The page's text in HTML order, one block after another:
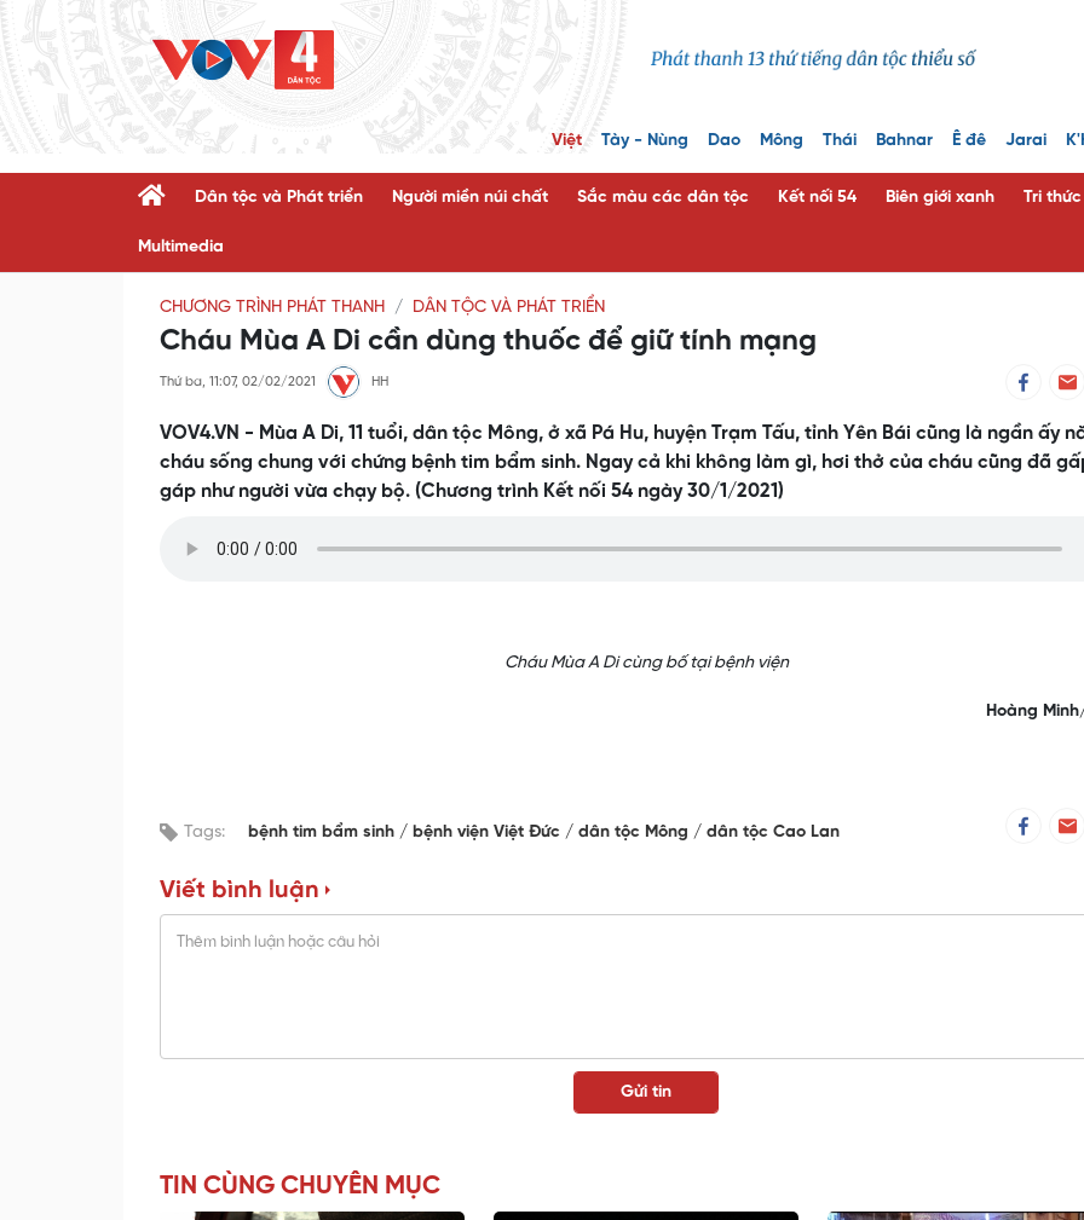
Việt Tày - Nùng Dao Mông Thái Bahnar Ê đê Jarai
Dân tộc và Phát triển Người miền núi chất Sắc màu các dân tộc Kết nối 54 Biên giới xanh Tri
Multimedia
CHƯƠNG TRÌNH PHÁT THANH DÂN TỘC VÀ PHÁT TRIỂN
Cháu Mùa A Di cần dùng thuốc để giữ tính mạng
Thứ ba, 11:07, 02/02/2021 HH
VOV4.VN - Mùa A Di, 11 tuổi, dân tộc Mông, ở xã Pá Hu, huyện Trạm Tấu, tỉnh Yên Bái cũng là ngần ấy
cháu sống chung với chứng bệnh tim bẩm sinh. Ngay cả khi không làm gì, hơi thở của cháu cũng đã
gáp như người vừa chạy bộ. (Chương trình Kết nối 54 ngày 30/1/2021)
Cháu Mùa A Di cùng bố tại bệnh viện
Hoàng
Tags: bệnh tim bẩm sinh bệnh viện Việt Đức dân tộc Mông dân tộc Cao Lan
Viết bình luận
TIN CÙNG CHUYÊN MỤC